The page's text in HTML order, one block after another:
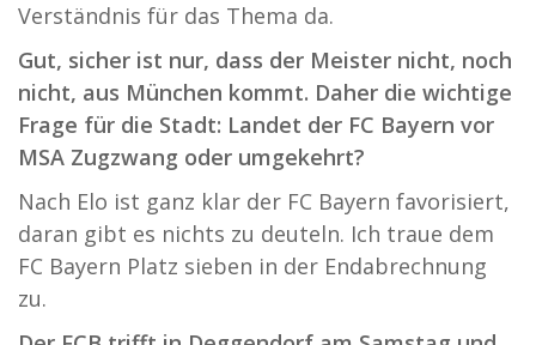
Verständnis für das Thema da.
Gut, sicher ist nur, dass der Meister nicht, noch
nicht, aus München kommt. Daher die wichtige
Frage für die Stadt: Landet der FC Bayern vor
MSA Zugzwang oder umgekehrt?
Nach Elo ist ganz klar der FC Bayern favorisiert,
daran gibt es nichts zu deuteln. Ich traue dem
FC Bayern Platz sieben in der Endabrechnung
zu.